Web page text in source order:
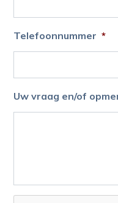
Telefoonnummer *
Uw vraag en/of